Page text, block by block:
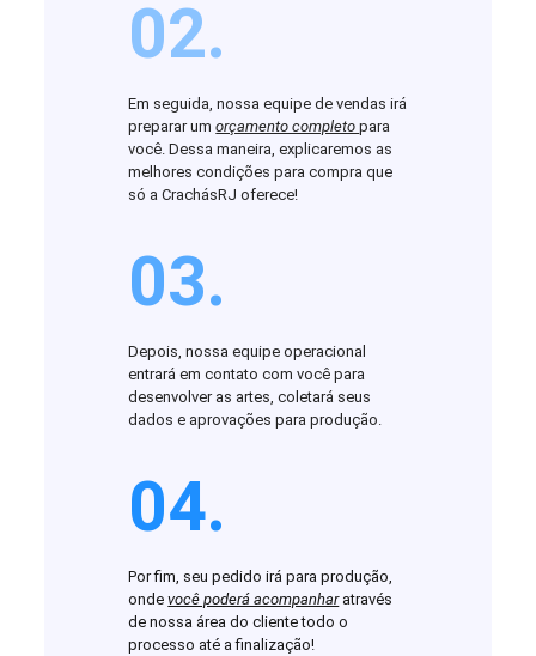
02.
Em seguida, nossa equipe de vendas irá
preparar umorçamento completopara
você. Dessa maneira, explicaremos as
melhores condições para compra que
só a CrachásRJ oferece!
03.
Depois, nossa equipe operacional
entrará em contato com você para
desenvolver as artes, coletará seus
dados e aprovações para produção.
04.
Por fim, seu pedido irá para produção,
ondevocê poderá acompanharatravés
de nossa área do cliente todo o
processo até a finalização!